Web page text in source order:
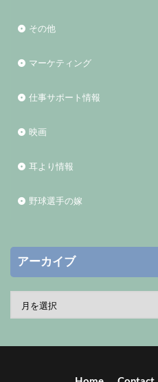
その他
マーケティング
仕事サポート情報
映画
耳より情報
野球選手の嫁
アーカイブ